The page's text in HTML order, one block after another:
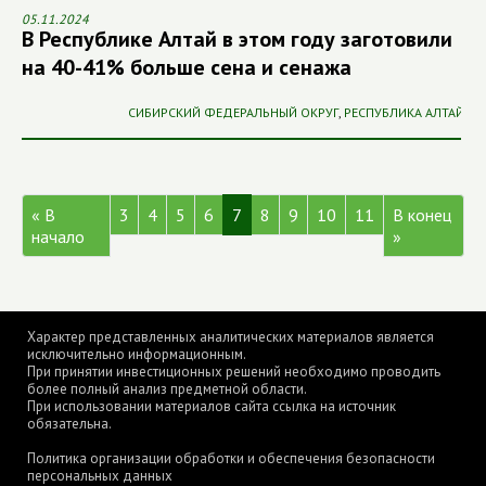
05.11.2024
В Республике Алтай в этом году заготовили
на 40-41% больше сена и сенажа
СИБИРСКИЙ ФЕДЕРАЛЬНЫЙ ОКРУГ, РЕСПУБЛИКА АЛТАЙ
« В
начало
3 4 5 6 7 8 9 10 11
В конец
»
Характер представленных аналитических материалов является
исключительно информационным.
При принятии инвестиционных решений необходимо проводить
более полный анализ предметной области.
При использовании материалов сайта ссылка на источник
обязательна.
Политика организации обработки и обеспечения безопасности
персональных данных